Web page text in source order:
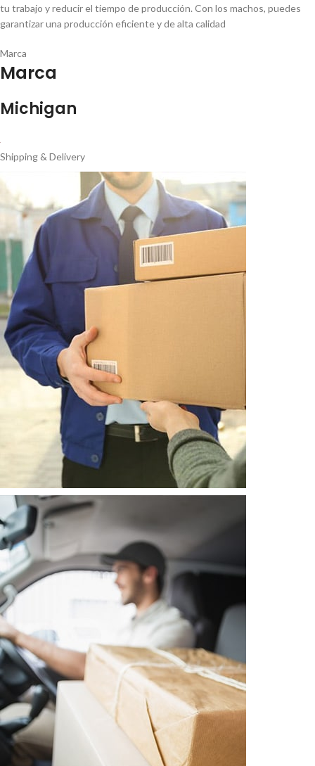
tu trabajo y reducir el tiempo de producción. Con los machos, puedes
garantizar una producción eficiente y de alta calidad
Marca
Marca
Michigan
Shipping & Delivery